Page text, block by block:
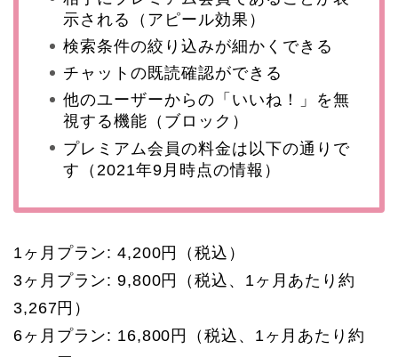
示される（アピール効果）
検索条件の絞り込みが細かくできる
チャットの既読確認ができる
他のユーザーからの「いいね！」を無
視する機能（ブロック）
プレミアム会員の料金は以下の通りで
す（2021年9月時点の情報）
1ヶ月プラン: 4,200円（税込）
3ヶ月プラン: 9,800円（税込、1ヶ月あたり約
3,267円）
6ヶ月プラン: 16,800円（税込、1ヶ月あたり約